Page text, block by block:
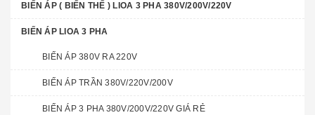
BIẾN ÁP ( BIẾN THẾ ) LIOA 3 PHA 380V/200V/220V
BIẾN ÁP LIOA 3 PHA
BIẾN ÁP 380V RA 220V
BIẾN ÁP TRẦN 380V/220V/200V
BIẾN ÁP 3 PHA 380V/200V/220V GIÁ RẺ